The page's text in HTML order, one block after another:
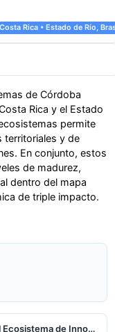
Rica • Estado de Río,
de Córdoba
Rica y el Estado
permite
territoriales y de
En conjunto, estos
de madurez,
dentro del mapa
de triple impacto.
Relevamiento y Caracterización del Ecosistema de Innovación Económica de Triple Impacto en Países y Regiones de América Latina_compressed.pdf